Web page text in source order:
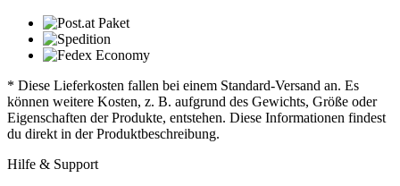
* Diese Lieferkosten fallen bei einem Standard-Versand an. Es
können weitere Kosten, z. B. aufgrund des Gewichts, Größe oder
Eigenschaften der Produkte, entstehen. Diese Informationen findest
du direkt in der Produktbeschreibung.
Hilfe & Support